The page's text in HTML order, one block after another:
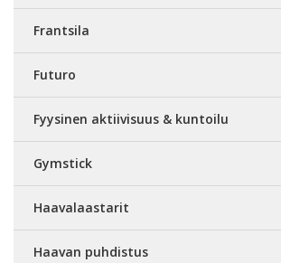
Frantsila
Futuro
Fyysinen aktiivisuus & kuntoilu
Gymstick
Haavalaastarit
Haavan puhdistus